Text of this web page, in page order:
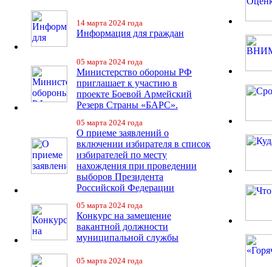
14 марта 2024 года
Информация для граждан
05 марта 2024 года
Министерство обороны РФ
приглашает к участию в
проекте Боевой Армейский
Резерв Страны «БАРС».
05 марта 2024 года
О приеме заявлений о
включении избирателя в список
избирателей по месту
нахождения при проведении
выборов Президента
Российской Федерации
05 марта 2024 года
Конкурс на замещение
вакантной должности
муниципальной службы
05 марта 2024 года